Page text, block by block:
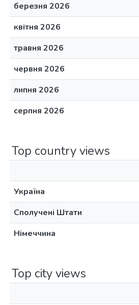
березня 2026
квітня 2026
травня 2026
червня 2026
липня 2026
серпня 2026
Top country views
Україна
Сполучені Штати
Німеччина
Top city views